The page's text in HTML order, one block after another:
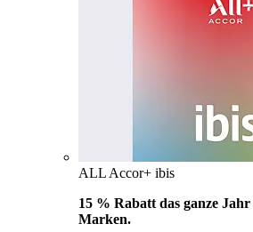
ALL Accor+ ibis
15 % Rabatt das ganze Jahr
Marken.